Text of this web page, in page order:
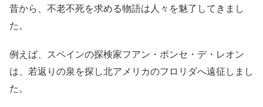
昔から、不老不死を求める物語は人々を魅了してきまし
た。
例えば、スペインの探検家フアン・ポンセ・デ・レオン
は、若返りの泉を探し北アメリカのフロリダへ遠征しまし
た。